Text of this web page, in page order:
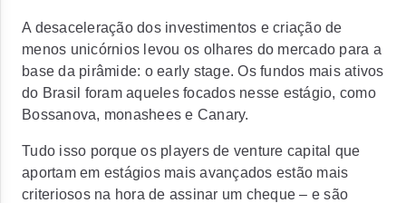
A desaceleração dos investimentos e criação de
menos unicórnios levou os olhares do mercado para a
base da pirâmide: o early stage. Os fundos mais ativos
do Brasil foram aqueles focados nesse estágio, como
Bossanova, monashees e Canary.
Tudo isso porque os players de venture capital que
aportam em estágios mais avançados estão mais
criteriosos na hora de assinar um cheque – e são